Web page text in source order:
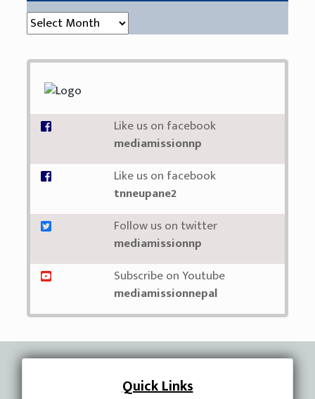
संग्रह (Archive)
Like us on facebook
mediamissionnp
Like us on facebook
tnneupane2
Follow us on twitter
mediamissionnp
Subscribe on Youtube
mediamissionnepal
Quick Links